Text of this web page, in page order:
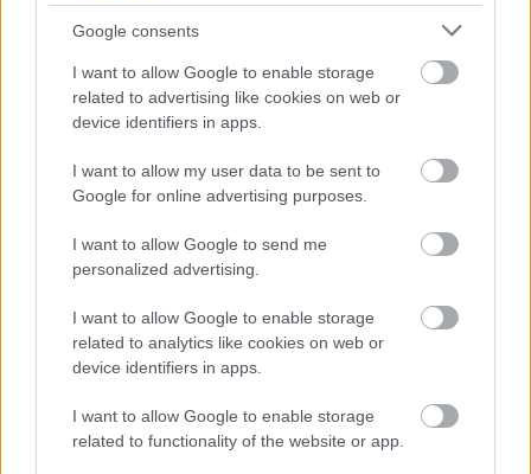
Google consents
I want to allow Google to enable storage
related to advertising like cookies on web or
device identifiers in apps.
I want to allow my user data to be sent to
Google for online advertising purposes.
I want to allow Google to send me
personalized advertising.
I want to allow Google to enable storage
related to analytics like cookies on web or
device identifiers in apps.
I want to allow Google to enable storage
related to functionality of the website or app.
ALV-laskelmat, ilmoitukset verottajalle ja
tilinpäätökset
Juridiset palvelut
Kriisiyritysten hallinta
Liiketoiminnan kehittämispalvelut (esim.
verosuunnittelu)
Myyntilaskuihin liittyvät palvelut